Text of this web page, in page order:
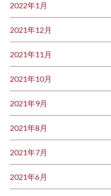
2022年1月
2021年12月
2021年11月
2021年10月
2021年9月
2021年8月
2021年7月
2021年6月